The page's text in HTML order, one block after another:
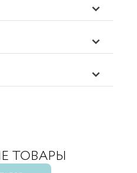
ТОВАРЫ